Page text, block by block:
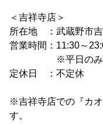
＜吉祥寺店＞
所在地 ：武蔵野市
営業時間：11:30～
※平日のみ15:00
定休日 ：不定休
※吉祥寺店での『カ
す。